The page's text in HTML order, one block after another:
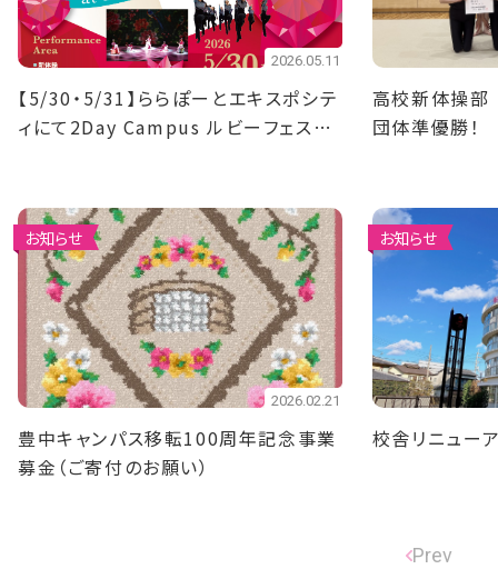
2026.05.11
【5/30・5/31】ららぽーとエキスポシテ
ィにて2Day Campus ルビーフェスタ
高校新体操
団体準優勝！
お知らせ
2026.02.21
豊中キャンパス移転100周年記念事業
募金（ご寄付のお願い）
お知らせ
校舎リニュー
Prev